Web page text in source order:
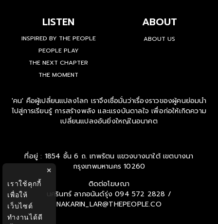
LISTEN
INSPIRED BY THE PEOPLE
PEOPLE PLAY
THE NEXT CHAPTER
THE MOMENT
ABOUT
ABOUT US
'คน' คือผู้เปลี่ยนแปลงโลก เราจึงเชื่อมั่นว่าเรื่องราวของผู้คนย่อมนำ
ไปสู่การเรียนรู้ การสร้างพลัง และแรงบันดาลใจ เพื่อก่อให้เกิดความ
เปลี่ยนแปลงอันยิ่งใหญ่ในอนาคต
ที่อยู่ : 1854 ชั้น 6 ถ. เทพรัตน แขวงบางนาใต้ เขตบางนา
กรุงเทพมหานคร 10260
ติดต่อโฆษณา
นครินทร์ ลาภอนันด์รุ่ง 094 572 2828 /
NAKARIN_LAR@THEPEOPLE.CO
×
เราใช้คุกกี้
เพื่อให้
เว็บไซต์
ทำงานได้ดี